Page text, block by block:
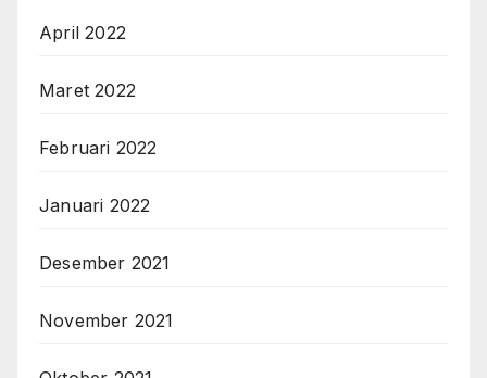
April 2022
Maret 2022
Februari 2022
Januari 2022
Desember 2021
November 2021